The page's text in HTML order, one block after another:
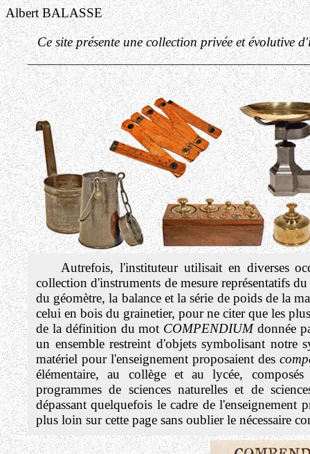
Albert BALASSE
Ce site présente une collection privée et évolutive
Autrefois, l'instituteur utilisait en diverses
collection d'instruments de mesure représentatifs
du géomètre, la balance et la série de poids de la
celui en bois du grainetier, pour ne citer que les
de la définition du mot COMPENDIUM donnée
un ensemble restreint d'objets symbolisant notre
matériel pour l'enseignement proposaient des
élémentaire, au collège et au lycée,
programmes de sciences naturelles et de
dépassant quelquefois le cadre de
plus loin sur cette page sans oublier le nécessaire